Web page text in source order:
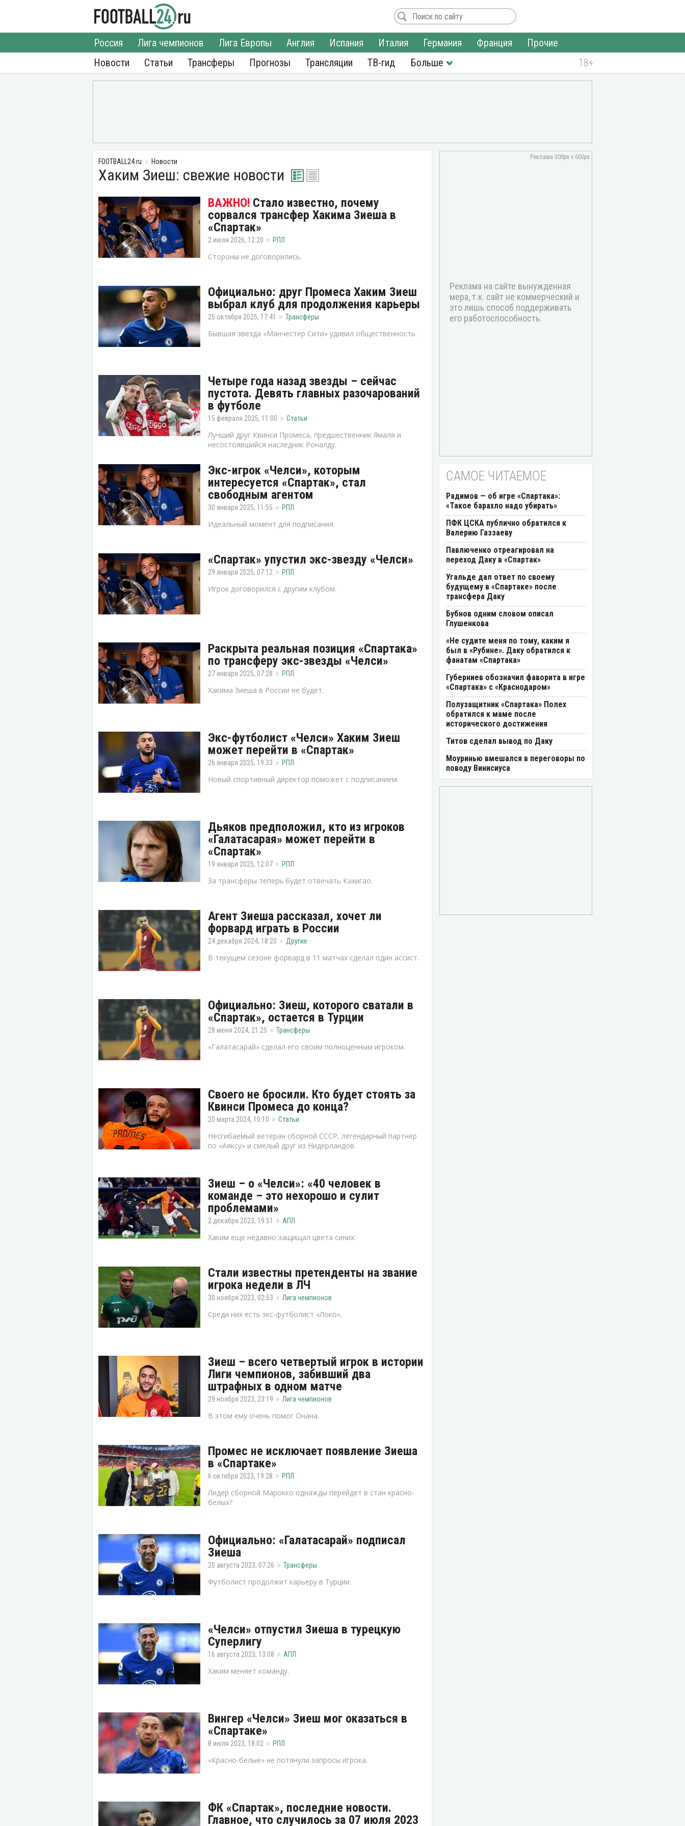
Новости
Россия Лига чемпионов Лига Европы Англия Испания Италия Германия Франция
Прочие
Статьи
Трансферы Прогнозы Трансляции ТВ-гид
FOOTBALL24.ru Новости
Хаким Зиеш: свежие новости
Стало известно, почему
сорвался трансфер Хакима Зиеша в
«Спартак»
2 июля 2026, 12:20 РПЛ
Стороны не договорились.
Официально: друг Промеса Хаким Зиеш
выбрал клуб для продолжения карьеры
25 октября 2025, 17:41 Трансферы
Бывшая звезда «Манчестер Сити» удивил общественность.
Четыре года назад звезды – сейчас
пустота. Девять главных разочарований
в футболе
15 февраля 2025, 11:00 Статьи
Лучший друг Квинси Промеса, предшественник Ямаля и
несостоявшийся наследник Роналду.
Экс-игрок «Челси», которым
интересуется «Спартак», стал
свободным агентом
30 января 2025, 11:55 РПЛ
Идеальный момент для подписания.
«Спартак» упустил экс-звезду «Челси»
29 января 2025, 07:12 РПЛ
Игрок договорился с другим клубом.
Раскрыта реальная позиция «Спартака»
по трансферу экс-звезды «Челси»
27 января 2025, 07:28 РПЛ
Хакима Зиеша в России не будет.
Экс-футболист «Челси» Хаким Зиеш
может перейти в «Спартак»
26 января 2025, 19:33 РПЛ
Новый спортивный директор поможет с подписанием.
Дьяков предположил, кто из игроков
«Галатасарая» может перейти в
«Спартак»
19 января 2025, 12:07 РПЛ
За трансферы теперь будет отвечать Кахигао.
Агент Зиеша рассказал, хочет ли
форвард играть в России
24 декабря 2024, 18:20 Другие
В текущем сезоне форвард в 11 матчах сделал один ассист.
Официально: Зиеш, которого сватали в
«Спартак», остается в Турции
28 июня 2024, 21:25 Трансферы
«Галатасарай» сделал его своим полноценным игроком.
Своего не бросили. Кто будет стоять за
Квинси Промеса до конца?
20 марта 2024, 10:10 Статьи
Несгибаемый ветеран сборной СССР, легендарный партнер
по «Аяксу» и смелый друг из Нидерландов.
Зиеш – о «Челси»: «40 человек в
команде – это нехорошо и сулит
проблемами»
2 декабря 2023, 19:51 АПЛ
Хаким еще недавно защищал цвета синих.
Стали известны претенденты на звание
игрока недели в ЛЧ
30 ноября 2023, 02:53 Лига чемпионов
Среди них есть экс-футболист «Локо».
Зиеш – всего четвертый игрок в истории
Лиги чемпионов, забивший два
штрафных в одном матче
29 ноября 2023, 23:19 Лига чемпионов
В этом ему очень помог Онана.
Промес не исключает появление Зиеша
в «Спартаке»
6 октября 2023, 19:28 РПЛ
Лидер сборной Марокко однажды перейдет в стан красно-
белых?
Официально: «Галатасарай» подписал
Зиеша
20 августа 2023, 07:26 Трансферы
Футболист продолжит карьеру в Турции.
«Челси» отпустил Зиеша в турецкую
Суперлигу
16 августа 2023, 13:08 АПЛ
Хаким меняет команду.
Вингер «Челси» Зиеш мог оказаться в
«Спартаке»
8 июля 2023, 18:02 РПЛ
«Красно-белые» не потянули запросы игрока.
ФК «Спартак», последние новости.
Главное, что случилось за 07 июля 2023
САМОЕ ЧИТАЕМОЕ
Радимов — об игре «Спартака»:
«Такое барахло надо убирать»
ПФК ЦСКА публично обратился к
Валерию Газзаеву
Павлюченко отреагировал на
переход Даку в «Спартак»
Угальде дал ответ по своему
будущему в «Спартаке» после
трансфера Даку
Бубнов одним словом описал
Глушенкова
«Не судите меня по тому, каким я
был в «Рубине». Даку обратился к
фанатам «Спартака»
Губерниев обозначил фаворита в игре
«Спартака» с «Краснодаром»
Полузащитник «Спартака» Полех
обратился к маме после
исторического достижения
Титов сделал вывод по Даку
Моуринью вмешался в переговоры по
поводу Винисиуса